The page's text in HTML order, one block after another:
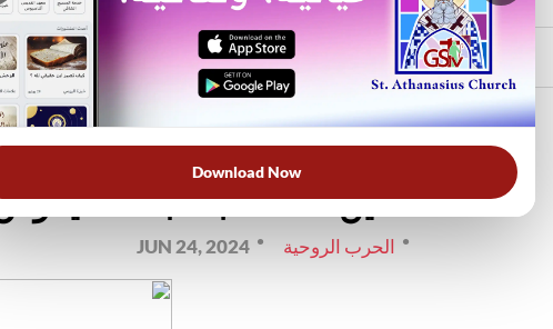
Download Now
الرئيسية
الرئيسية الحرب الروحية
الحرب الروحية الدرس الثاني
سندين ملائكة" | الأنبا
الحرب الروحية JUN 24, 2024